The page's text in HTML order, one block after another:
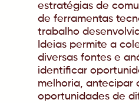
estratégias de
de ferramentas
trabalho
Ideias permite a
diversas fontes e
identificar
melhoria, antecipar
oportunidades de